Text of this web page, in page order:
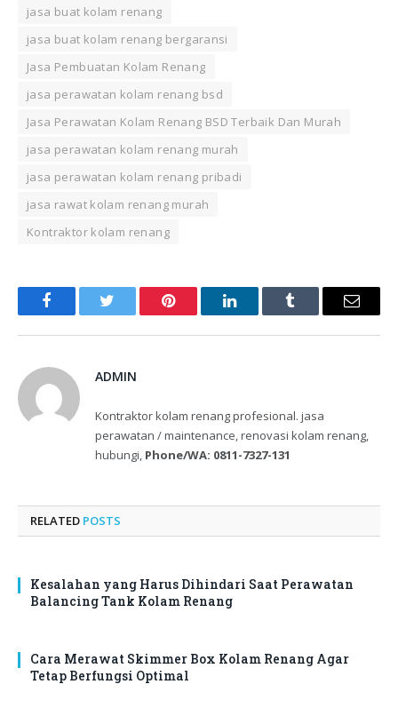
jasa buat kolam renang
jasa buat kolam renang bergaransi
Jasa Pembuatan Kolam Renang
jasa perawatan kolam renang bsd
Jasa Perawatan Kolam Renang BSD Terbaik Dan Murah
jasa perawatan kolam renang murah
jasa perawatan kolam renang pribadi
jasa rawat kolam renang murah
Kontraktor kolam renang
FacebookTwitter Pinterest LinkedInTumblr Email
ADMIN
Kontraktor kolam renang profesional. jasa
perawatan / maintenance, renovasi kolam renang,
hubungi, Phone/WA: 0811-7327-131
RELATED POSTS
Kesalahan yang Harus Dihindari Saat Perawatan
Balancing Tank Kolam Renang
Cara Merawat Skimmer Box Kolam Renang Agar
Tetap Berfungsi Optimal